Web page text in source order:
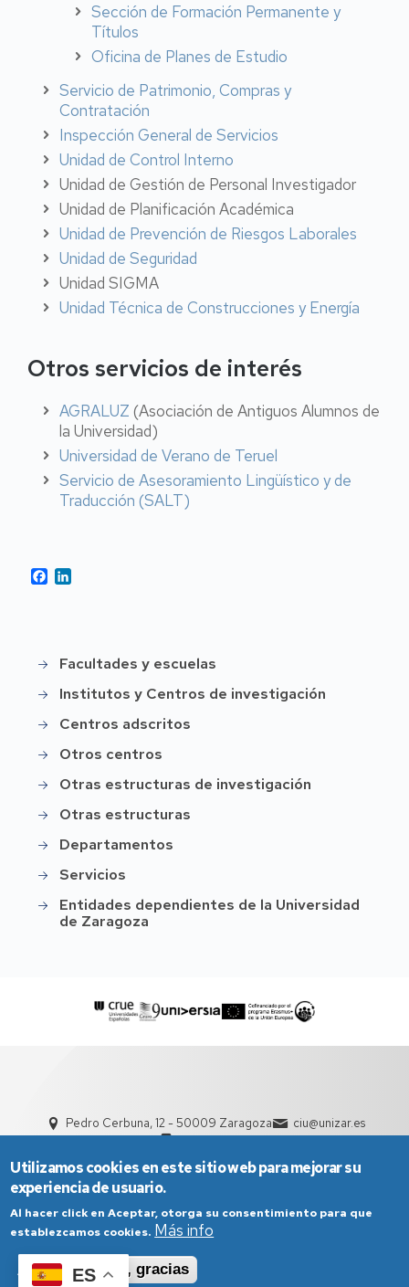
ES
Sección de Formación Permanente y
Títulos
Oficina de Planes de Estudio
Servicio de Patrimonio, Compras y
Contratación
Inspección General de Servicios
Unidad de Control Interno
Unidad de Gestión de Personal Investigador
Unidad de Planificación Académica
Unidad de Prevención de Riesgos Laborales
Unidad de Seguridad
Unidad SIGMA
Unidad Técnica de Construcciones y Energía
Otros servicios de interés
AGRALUZ (Asociación de Antiguos Alumnos de
la Universidad)
Universidad de Verano de Teruel
Servicio de Asesoramiento Lingüístico y de
Traducción (SALT)
Facebook
Instittución
Facultades y escuelas
Institutos y Centros de investigación
Centros adscritos
Otros centros
Otras estructuras de investigación
Otras estructuras
Departamentos
Servicios
Entidades dependientes de la Universidad
de Zaragoza
Pedro Cerbuna, 12 - 50009 Zaragoza
ciu@unizar.es
Aviso Legal
Condiciones generales de uso
Utilizamos cookies en este sitio web para mejorar su
experiencia de usuario.
Al hacer click en Aceptar, otorga su consentimiento para que
establezcamos cookies. Más info
Aceptar
No, gracias